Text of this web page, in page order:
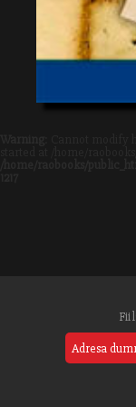
Fii